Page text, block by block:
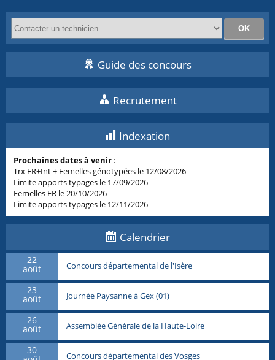
Guide des concours
Recrutement
Indexation
Prochaines dates à venir :
Trx FR+Int + Femelles génotypées le 12/08/2026
Limite apports typages le 17/09/2026
Femelles FR le 20/10/2026
Limite apports typages le 12/11/2026
Calendrier
22
août Concours départemental de l'Isère
23
août Journée Paysanne à Gex (01)
26
août Assemblée Générale de la Haute-Loire
30
Concours départemental des Vosges